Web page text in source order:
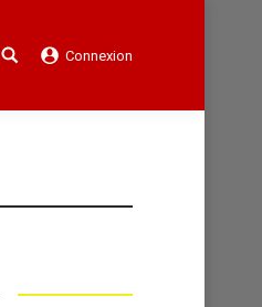
Search: Connexion
Search: